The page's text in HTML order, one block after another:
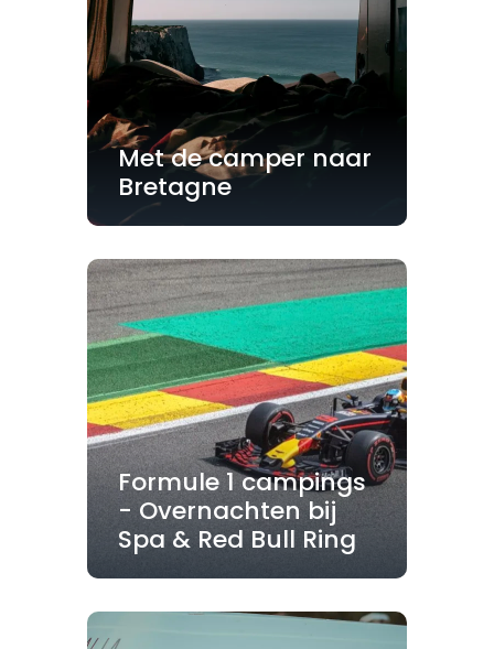
Met de camper naar
Bretagne
Formule 1 campings
- Overnachten bij
Spa & Red Bull Ring